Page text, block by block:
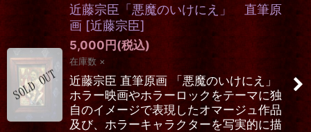
近藤宗臣「悪魔のいけにえ」 直筆原
画 [近藤宗臣]
5,000 円 (税込)
在庫数 ×
近藤宗臣 直筆原画 「悪魔のいけにえ」
ホラー映画やホラーロックをテーマに独
自のイメージで表現したオマージュ作品
及び、ホラーキャラクターを写実的に描